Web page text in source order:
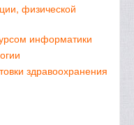
физической
информатики
здравоохранения